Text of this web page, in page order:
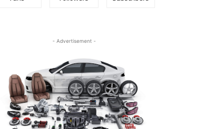
- Advertisement -